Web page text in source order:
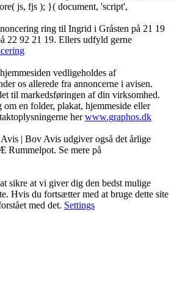
js, fjs ); }( document, 'script',
ring til Ingrid i Gråsten på 21 19
22 92 21 19‬. Ellers udfyld gerne
vedligeholdes af
os allerede fra annoncerne i avisen.
til markedsføringen af din virksomhed.
om en folder, plakat, hjemmeside eller
herwww.graphos.dk
| Bov Avis udgiver også det årlige
Rummelpot. Se mere på
sikre at vi giver dig den bedst mulige
Hvis du fortsætter med at bruge dette site
med det. Settings